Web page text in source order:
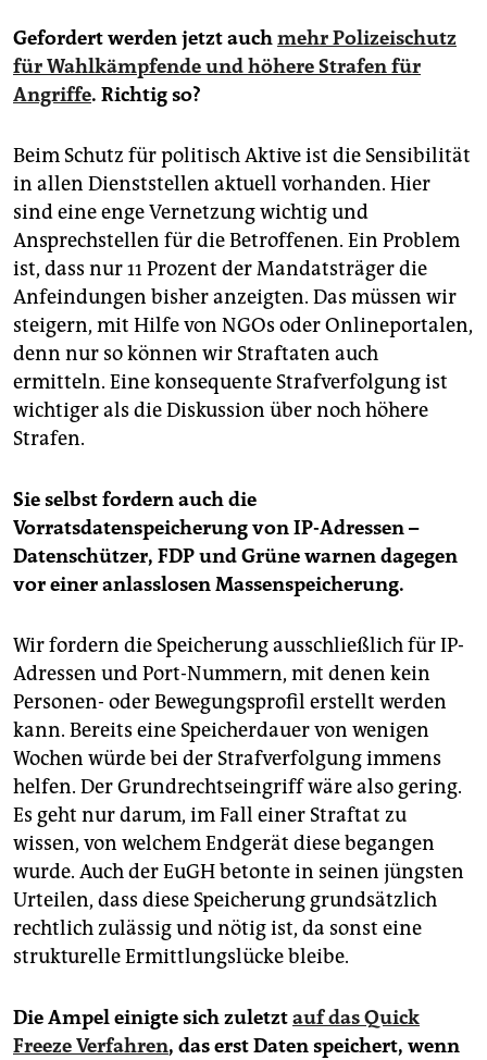
Gefordert werden jetzt auchmehr Polizeischutz
für Wahlkämpfende und höhere Strafen für
Angriffe. Richtig so?
Beim Schutz für politisch Aktive ist die Sensibilität
in allen Dienststellen aktuell vorhanden. Hier
sind eine enge Vernetzung wichtig und
Ansprechstellen für die Betroffenen. Ein Problem
ist, dass nur 11 Prozent der Mandatsträger die
Anfeindungen bisher anzeigten. Das müssen wir
steigern, mit Hilfe von NGOs oder Onlineportalen,
denn nur so können wir Straftaten auch
ermitteln. Eine konsequente Strafverfolgung ist
wichtiger als die Diskussion über noch höhere
Strafen.
Sie selbst fordern auch die
Vorratsdatenspeicherung von IP-Adressen –
Datenschützer, FDP und Grüne warnen dagegen
vor einer anlasslosen Massenspeicherung.
Wir fordern die Speicherung ausschließlich für IP-
Adressen und Port-Nummern, mit denen kein
Personen- oder Bewegungsprofil erstellt werden
kann. Bereits eine Speicherdauer von wenigen
Wochen würde bei der Strafverfolgung immens
helfen. Der Grundrechtseingriff wäre also gering.
Es geht nur darum, im Fall einer Straftat zu
wissen, von welchem Endgerät diese begangen
wurde. Auch der EuGH betonte in seinen jüngsten
Urteilen, dass diese Speicherung grundsätzlich
rechtlich zulässig und nötig ist, da sonst eine
strukturelle Ermittlungslücke bleibe.
Die Ampel einigte sich zuletztauf das Quick
Freeze Verfahren, das erst Daten speichert, wenn